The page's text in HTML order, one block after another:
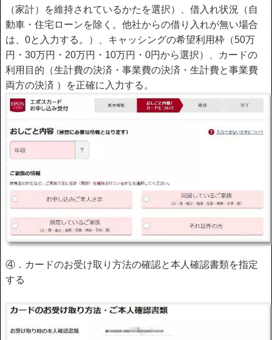
（家計）を維持されているかたを選択）、借入れ状況（自
動車・住宅ローンを除く。他社からの借り入れが無い場合
は、0と入力する。）、キャッシングの希望利用枠（50万
円・30万円・20万円・10万円・0円から選択）、カードの
利用目的（生計費の決済・事業費の決済・生計費と事業費
両方の決済 ）を正確に入力する。
④．カードのお受け取り方法の確認と本人確認書類を指定
する